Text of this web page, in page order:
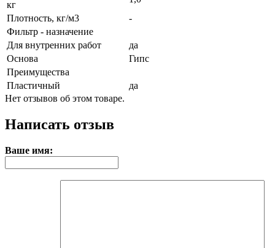
кг
Плотность, кг/м3
-
Фильтр - назначение
Для внутренних работ
да
Основа
Гипс
Преимущества
Пластичный
да
Нет отзывов об этом товаре.
Написать отзыв
Ваше имя: